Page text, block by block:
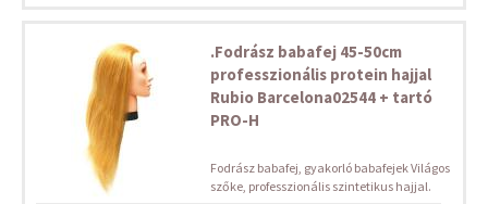
.Fodrász babafej 45-50cm
professzionális protein hajjal
Rubio Barcelona02544 + tartó
PRO-H
Fodrász babafej, gyakorló babafejek Világos
szőke, professzionális szintetikus hajjal.